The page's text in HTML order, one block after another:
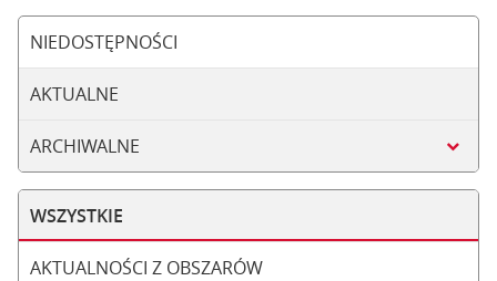
NIEDOSTĘPNOŚCI
AKTUALNE
ARCHIWALNE
WSZYSTKIE
AKTUALNOŚCI Z OBSZARÓW